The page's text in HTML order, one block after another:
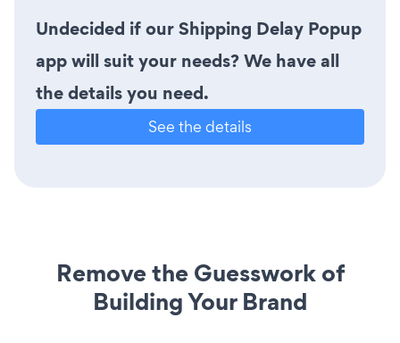
Undecided if our Shipping Delay Popup
app will suit your needs? We have all
the details you need.
See the details
Remove the Guesswork of
Building Your Brand